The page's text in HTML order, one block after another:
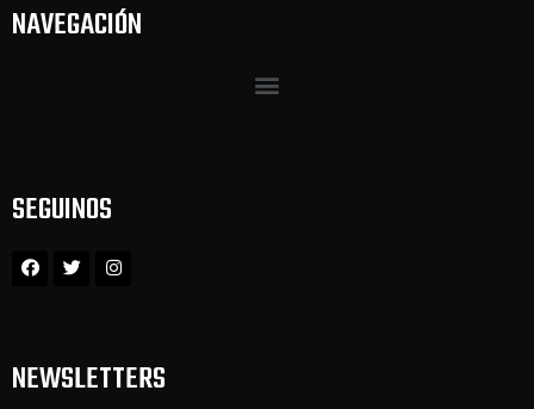
NAVEGACIÓN
SEGUINOS
NEWSLETTERS